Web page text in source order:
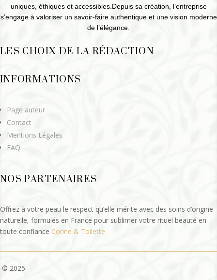
uniques, éthiques et accessibles.Depuis sa création, l’entreprise
s’engage à valoriser un savoir-faire authentique et une vision moderne
de l’élégance.
LES CHOIX DE LA RÉDACTION
INFORMATIONS
Page auteur
Contact
Mentions Légales
FAQ
NOS PARTENAIRES
Offrez à votre peau le respect qu’elle mérite avec des soins d’origine
naturelle, formulés en France pour sublimer votre rituel beauté en
toute confiance Corine & Toilette
© 2025